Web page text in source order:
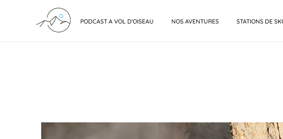
PODCAST A VOL D'OISEAU NOS AVENTURES STATIONS DE SKI